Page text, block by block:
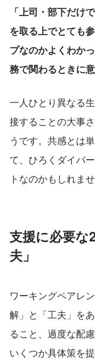
「上司・部下だけ
を取る上でとても
プなのかよくわか
務で関わるときに
一人ひとり異なる
接することの大事
うです。共感とは
て、ひろくダイバ
トなのかもしれませ
支援に必要な
夫」
ワーキングペアレ
解」と「工夫」を
ること、過度な配
いくつか具体策を提